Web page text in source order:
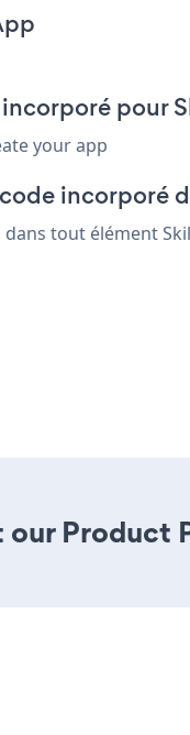
pour
your app
incorporé
dans tout élément
Product